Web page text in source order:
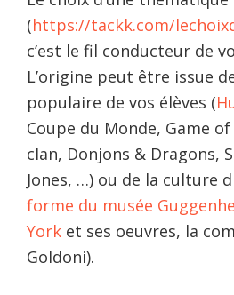
(https://tackk.com/
c’est le fil conducteur de
L’origine peut être issue
populaire de vos élèves (
Coupe du Monde, Game
clan, Donjons & Dragons,
Jones, …) ou de la culture
forme du musée
York et ses oeuvres, la
Goldoni).